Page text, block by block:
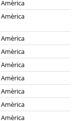
Amèrica
Amèrica
Amèrica
Amèrica
Amèrica
Amèrica
Amèrica
Amèrica
Amèrica